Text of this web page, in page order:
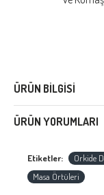
ÜRÜN BILGISI
ÜRÜN YORUMLARI
Etiketler: Orkide
Masa Örtüleri